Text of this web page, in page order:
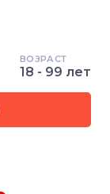
ВОЗРАСТ
18 - 99 лет